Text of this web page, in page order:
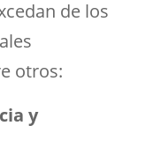
de los
otros:
y